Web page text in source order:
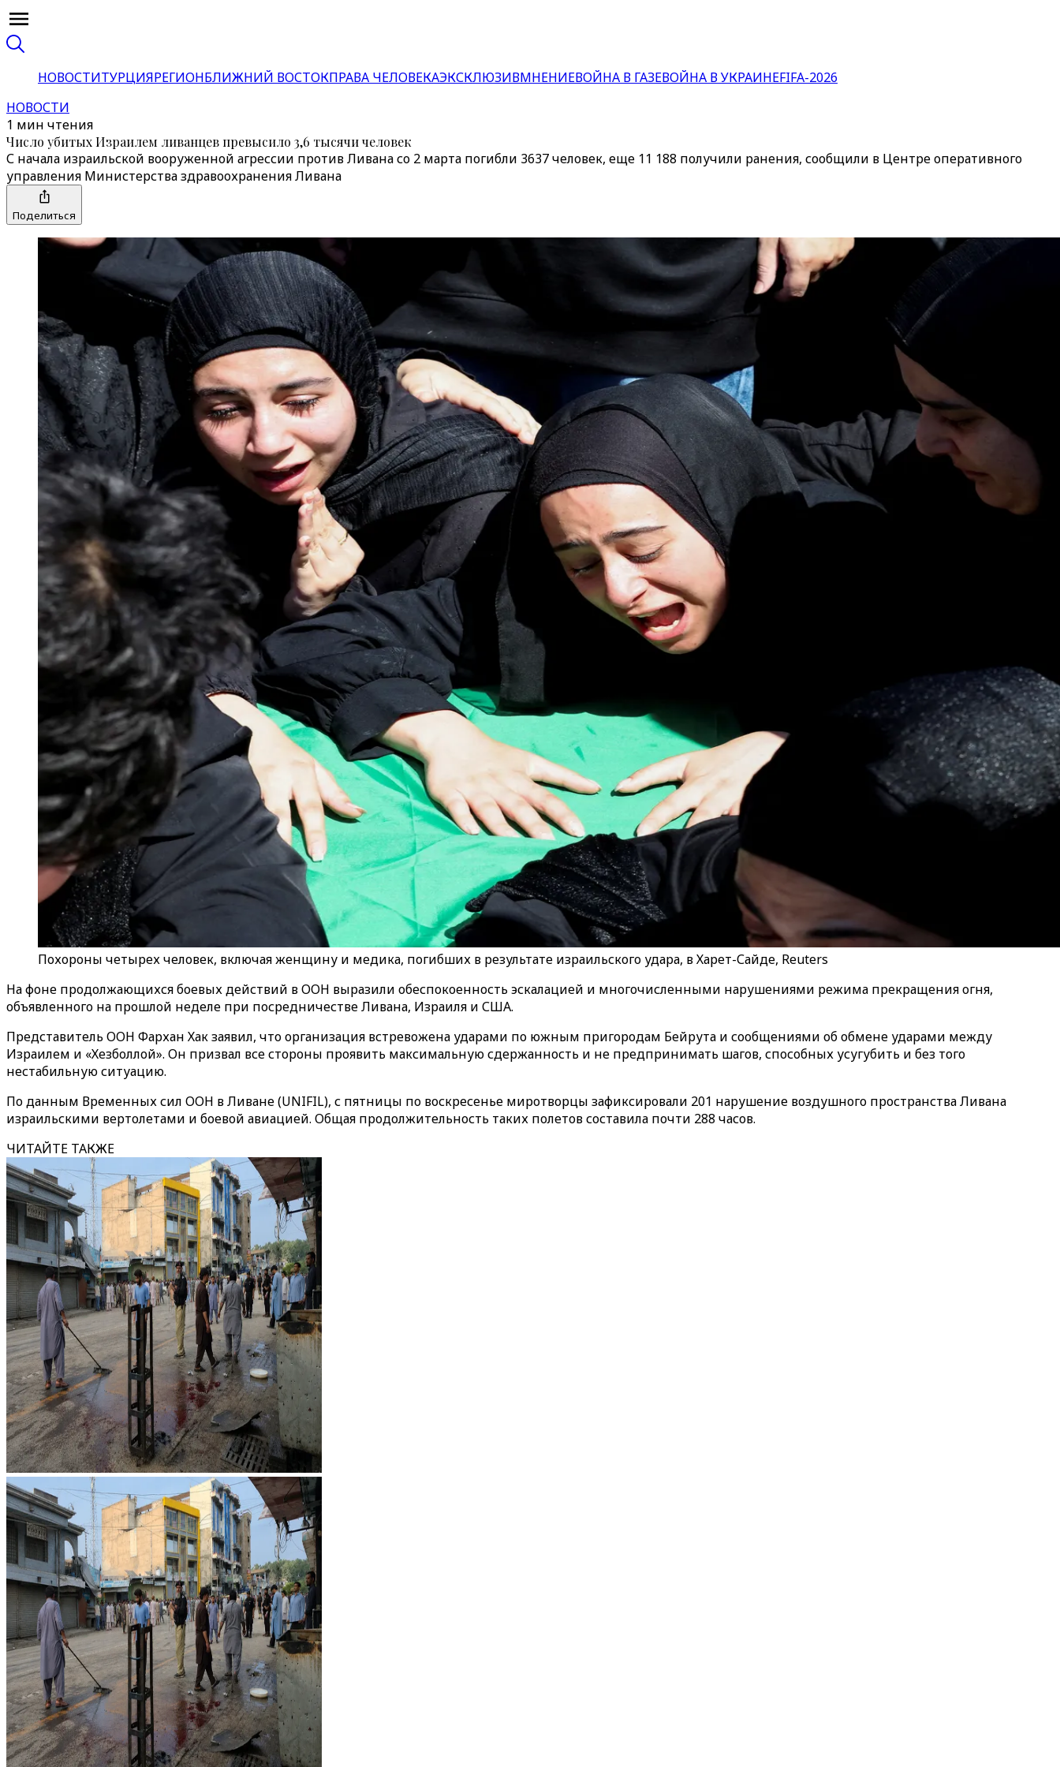
НОВОСТИТУРЦИЯРЕГИОНБЛИЖНИЙ ВОСТОКПРАВА ЧЕЛОВЕКАЭКСКЛЮЗИВМНЕНИЕВОЙНА В ГАЗЕВОЙНА В УКРАИНЕFIFA-2026
НОВОСТИ
1 мин чтения
Число убитых Израилем ливанцев превысило 3,6 тысячи человек
С начала израильской вооруженной агрессии против Ливана со 2 марта погибли 3637 человек, еще 11 188 получили ранения, сообщили в Центре оперативного
управления Министерства здравоохранения Ливана
Поделиться
Похороны четырех человек, включая женщину и медика, погибших в результате израильского удара, в Харет-Сайде, Reuters
На фоне продолжающихся боевых действий в ООН выразили обеспокоенность эскалацией и многочисленными нарушениями режима прекращения огня,
объявленного на прошлой неделе при посредничестве Ливана, Израиля и США.
Представитель ООН Фархан Хак заявил, что организация встревожена ударами по южным пригородам Бейрута и сообщениями об обмене ударами между
Израилем и «Хезболлой». Он призвал все стороны проявить максимальную сдержанность и не предпринимать шагов, способных усугубить и без того
нестабильную ситуацию.
По данным Временных сил ООН в Ливане (UNIFIL), с пятницы по воскресенье миротворцы зафиксировали 201 нарушение воздушного пространства Ливана
израильскими вертолетами и боевой авиацией. Общая продолжительность таких полетов составила почти 288 часов.
ЧИТАЙТЕ ТАКЖЕ